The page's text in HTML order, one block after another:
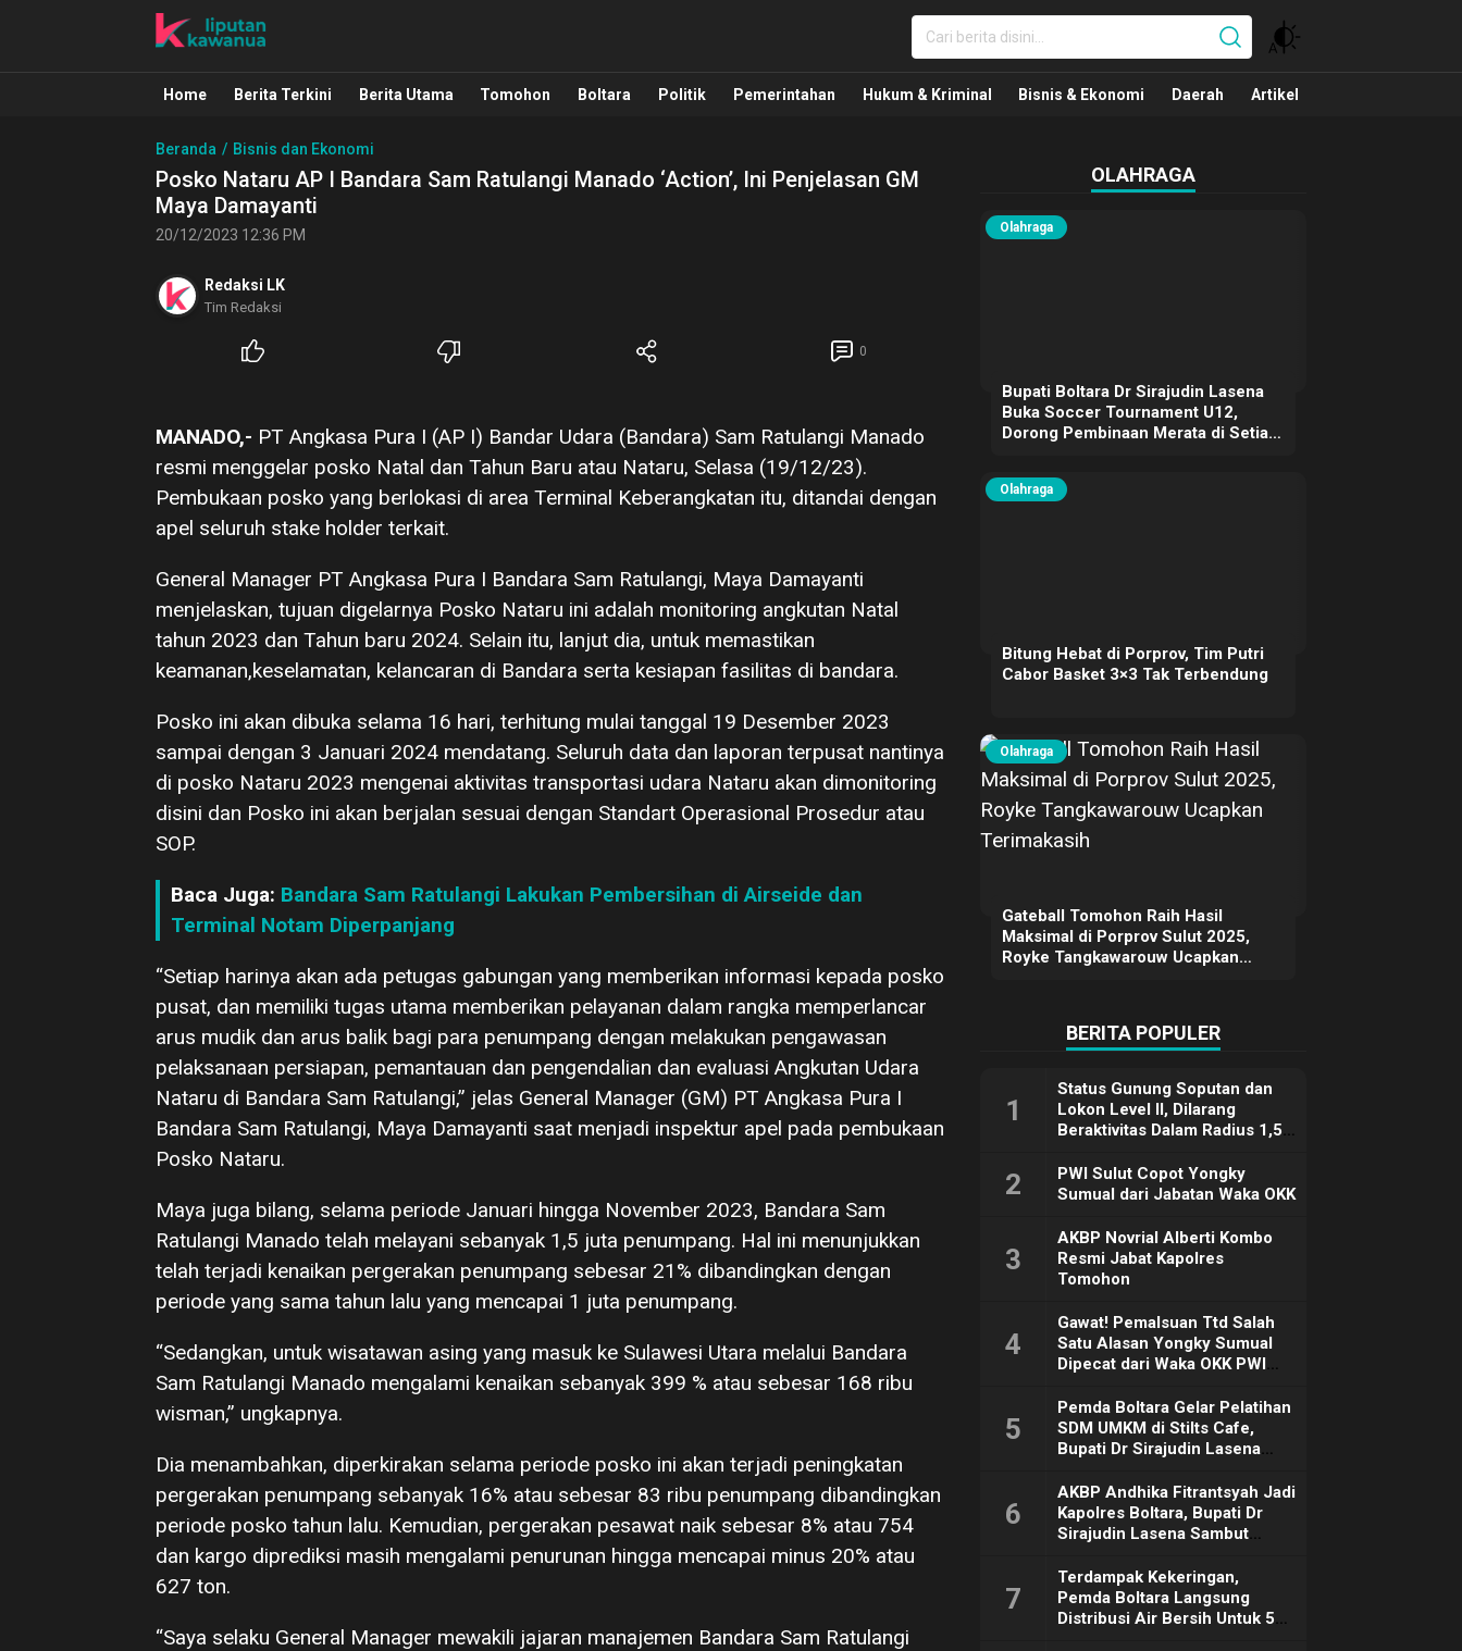
Liputan Kawanua
Berita Manado, Sulawesi Utara, Kawanua, Politik, Pemerintahan, Hukum Kriminal dan Nasional
Home Berita Terkini Berita Utama Tomohon Boltara Politik Pemerintahan Hukum & Kriminal Bisnis & Ekonomi Daerah Artikel
Beranda Bisnis dan Ekonomi
Posko Nataru AP I Bandara Sam Ratulangi Manado ‘Action’, Ini Penjelasan GM
Maya Damayanti
20/12/2023 12:36 PM
Redaksi LK
Tim Redaksi
0
MANADO,- PT Angkasa Pura I (AP I) Bandar Udara (Bandara) Sam Ratulangi Manado
resmi menggelar posko Natal dan Tahun Baru atau Nataru, Selasa (19/12/23).
Pembukaan posko yang berlokasi di area Terminal Keberangkatan itu, ditandai dengan
apel seluruh stake holder terkait.
General Manager PT Angkasa Pura I Bandara Sam Ratulangi, Maya Damayanti
menjelaskan, tujuan digelarnya Posko Nataru ini adalah monitoring angkutan Natal
tahun 2023 dan Tahun baru 2024. Selain itu, lanjut dia, untuk memastikan
keamanan,keselamatan, kelancaran di Bandara serta kesiapan fasilitas di bandara.
Posko ini akan dibuka selama 16 hari, terhitung mulai tanggal 19 Desember 2023
sampai dengan 3 Januari 2024 mendatang. Seluruh data dan laporan terpusat nantinya
di posko Nataru 2023 mengenai aktivitas transportasi udara Nataru akan dimonitoring
disini dan Posko ini akan berjalan sesuai dengan Standart Operasional Prosedur atau
SOP.
Baca Juga: Bandara Sam Ratulangi Lakukan Pembersihan di Airseide dan
Terminal Notam Diperpanjang
“Setiap harinya akan ada petugas gabungan yang memberikan informasi kepada posko
pusat, dan memiliki tugas utama memberikan pelayanan dalam rangka memperlancar
arus mudik dan arus balik bagi para penumpang dengan melakukan pengawasan
pelaksanaan persiapan, pemantauan dan pengendalian dan evaluasi Angkutan Udara
Nataru di Bandara Sam Ratulangi,” jelas General Manager (GM) PT Angkasa Pura I
Bandara Sam Ratulangi, Maya Damayanti saat menjadi inspektur apel pada pembukaan
Posko Nataru.
Maya juga bilang, selama periode Januari hingga November 2023, Bandara Sam
Ratulangi Manado telah melayani sebanyak 1,5 juta penumpang. Hal ini menunjukkan
telah terjadi kenaikan pergerakan penumpang sebesar 21% dibandingkan dengan
periode yang sama tahun lalu yang mencapai 1 juta penumpang.
“Sedangkan, untuk wisatawan asing yang masuk ke Sulawesi Utara melalui Bandara
Sam Ratulangi Manado mengalami kenaikan sebanyak 399 % atau sebesar 168 ribu
wisman,” ungkapnya.
Dia menambahkan, diperkirakan selama periode posko ini akan terjadi peningkatan
pergerakan penumpang sebanyak 16% atau sebesar 83 ribu penumpang dibandingkan
periode posko tahun lalu. Kemudian, pergerakan pesawat naik sebesar 8% atau 754
dan kargo diprediksi masih mengalami penurunan hingga mencapai minus 20% atau
627 ton.
“Saya selaku General Manager mewakili jajaran manajemen Bandara Sam Ratulangi
OLAHRAGA
Olahraga
Bupati Boltara Dr Sirajudin Lasena
Buka Soccer Tournament U12,
Dorong Pembinaan Merata di Setiap
Olahraga
Bitung Hebat di Porprov, Tim Putri
Cabor Basket 3×3 Tak Terbendung
Olahraga
Gateball Tomohon Raih Hasil
Maksimal di Porprov Sulut 2025,
Royke Tangkawarouw Ucapkan
BERITA POPULER
1
Status Gunung Soputan dan
Lokon Level II, Dilarang
Beraktivitas Dalam Radius 1,5
2
PWI Sulut Copot Yongky
Sumual dari Jabatan Waka OKK
3
AKBP Novrial Alberti Kombo
Resmi Jabat Kapolres
Tomohon
4
Gawat! Pemalsuan Ttd Salah
Satu Alasan Yongky Sumual
Dipecat dari Waka OKK PWI
5
Pemda Boltara Gelar Pelatihan
SDM UMKM di Stilts Cafe,
Bupati Dr Sirajudin Lasena
Dorong Ekonomi Daerah
6
AKBP Andhika Fitrantsyah Jadi
Kapolres Boltara, Bupati Dr
Sirajudin Lasena Sambut
7
Terdampak Kekeringan,
Pemda Boltara Langsung
Distribusi Air Bersih Untuk 50